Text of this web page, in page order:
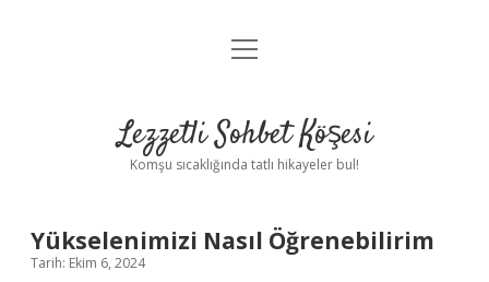
Anasayfa
Yasal Uyarı
menüyü
Lezzetli Sohbet Köşesi
Komşu sıcaklığında tatlı hikayeler bul!
Yükselenimizi Nasıl Öğrenebilirim
Tarih: Ekim 6, 2024